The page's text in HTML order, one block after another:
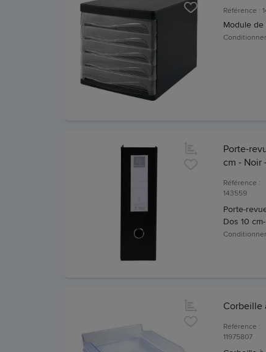
Référence :
Module de
Porte-
cm - Noir
Référence :
143559
Porte-
Dos 10
Corbeille
Référence :
11975807